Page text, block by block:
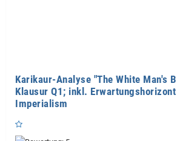
Karikaur-Analyse "The White Man's
Klausur Q1; inkl.
Imperialism